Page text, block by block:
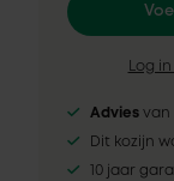
Log
Advies van
Dit kozijn
10 jaar